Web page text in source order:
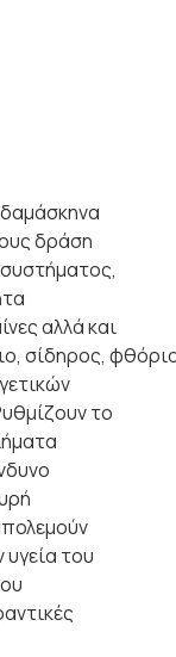
δράση
αλλά και
σίδηρος,
το
του